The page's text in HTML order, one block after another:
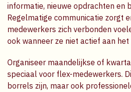
informatie, nieuwe opdrachten en
Regelmatige communicatie zorgt
medewerkers zich verbonden
ook wanneer ze niet actief aan het
Organiseer maandelijkse of
speciaal voor flex-medewerkers.
borrels zijn, maar ook